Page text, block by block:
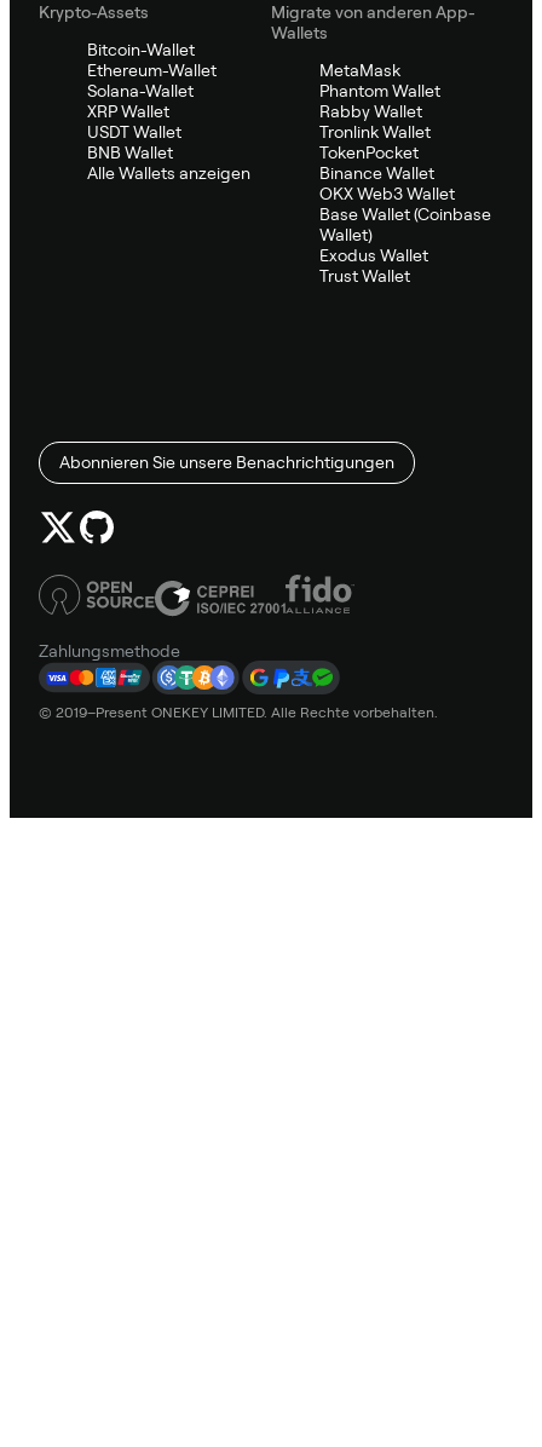
Krypto-Assets
Bitcoin-Wallet
Ethereum-Wallet
Solana-Wallet
XRP Wallet
USDT Wallet
BNB Wallet
Alle Wallets anzeigen
Migrate von anderen App-
Wallets
MetaMask
Phantom Wallet
Rabby Wallet
Tronlink Wallet
TokenPocket
Binance Wallet
OKX Web3 Wallet
Base Wallet (Coinbase
Wallet)
Exodus Wallet
Trust Wallet
Abonnieren Sie unsere Benachrichtigungen
Zahlungsmethode
© 2019–Present ONEKEY LIMITED. Alle Rechte vorbehalten.